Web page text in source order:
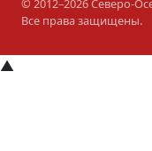
© 2012–2026 Северо-
Все права защищены.
▲